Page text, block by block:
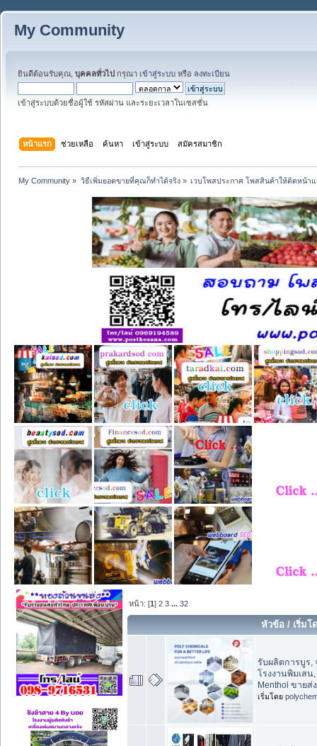
My Community
ยินดีต้อนรับคุณ, บุคคลทั่วไป กรุณา เข้าสู่ระบบ หรือ ลงทะเบียน
เข้าสู่ระบบด้วยชื่อผู้ใช้ รหัสผ่าน และระยะเวลาในเซสชั่น
หน้าแรก ช่วยเหลือ ค้นหา เข้าสู่ระบบ สมัครสมาชิก
My Community » วิธีเพิ่มยอดขายที่คุณก็ทำได้จริง» เวบโพสประกาศ โพสสินค้าให้ติดหน้าแ
หน้า: [1]2 3 ...32
หัวข้อ / เริ่มโ
รับผลิตการบูร,
โรงงานพิมเสน,
Menthol ขายส่ง
เริ่มโดย